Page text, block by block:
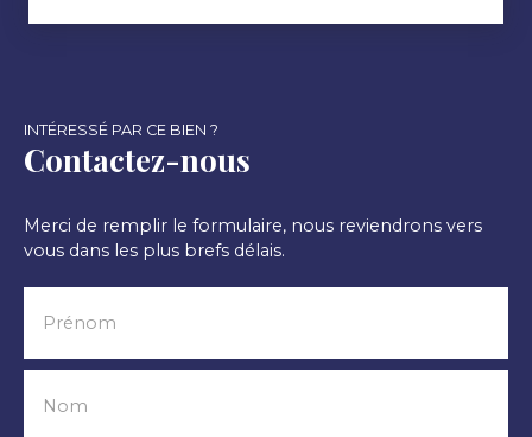
INTÉRESSÉ PAR CE BIEN ?
Contactez-nous
Merci de remplir le formulaire, nous reviendrons vers
vous dans les plus brefs délais.
Prénom
Nom